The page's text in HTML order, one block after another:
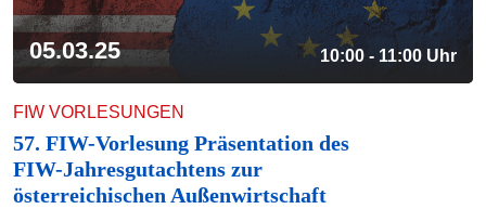
05.03.25 10:00 - 11:00 Uhr
FIW VORLESUNGEN
57. FIW-Vorlesung Präsentation des
FIW-Jahresgutachtens zur
österreichischen Außenwirtschaft